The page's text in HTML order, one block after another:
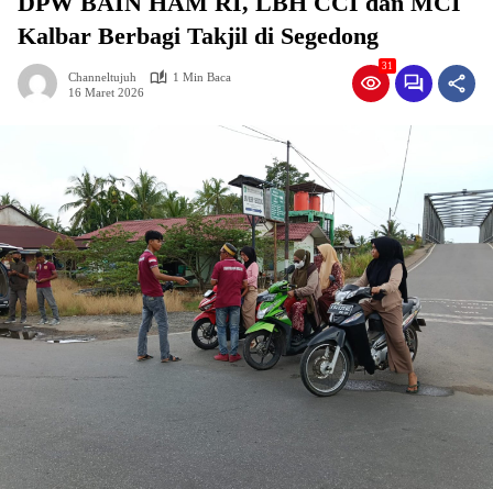
Kalbar Berbagi Takjil di Segedong
Channeltujuh
1 Min Baca
16 Maret 2026
31